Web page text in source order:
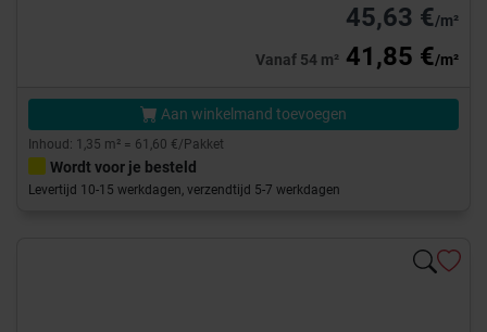
45,63 €/m²
Vanaf 54 m² 41,85 €/m²
Aan winkelmand toevoegen
Inhoud: 1,35 m² = 61,60 €/Pakket
Wordt voor je besteld
Levertijd 10-15 werkdagen, verzendtijd 5-7 werkdagen